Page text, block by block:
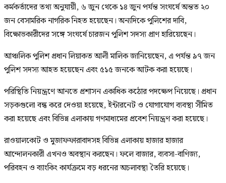
কর্মকর্তাদের তথ্য অনুযায়ী, ৬ জুন থেকে ১৪ জুন পর্যন্ত সংঘর্ষে অন্তত ২০
জন বেসামরিক নাগরিক নিহত হয়েছেন। অন্যদিকে পুলিশের দাবি,
বিক্ষোভকারীদের সঙ্গে সংঘর্ষে চারজন পুলিশ সদস্য প্রাণ হারিয়েছেন।
আঞ্চলিক পুলিশ প্রধান লিয়াকত আলী মালিক জানিয়েছেন, এ পর্যন্ত ৯৭ জন
পুলিশ সদস্য আহত হয়েছেন এবং ৫১৫ জনকে আটক করা হয়েছে।
পরিস্থিতি নিয়ন্ত্রণে আনতে প্রশাসন একাধিক কঠোর পদক্ষেপ নিয়েছে। প্রধান
সড়কগুলো বন্ধ করে দেওয়া হয়েছে, ইন্টারনেট ও যোগাযোগ ব্যবস্থা সীমিত
করা হয়েছে এবং বিভিন্ন এলাকায় গণমাধ্যমের প্রবেশ নিয়ন্ত্রণ করা হয়েছে।
রাওয়ালকোট ও মুজাফফারাবাদসহ বিভিন্ন এলাকায় হাজার হাজার
আন্দোলনকারী এখনও অবস্থান করছেন। ফলে বাজার, ব্যবসা-বাণিজ্য,
পরিবহন ও ব্যাংকিং কার্যক্রমে বড় ধরনের অচলাবস্থা তৈরি হয়েছে।